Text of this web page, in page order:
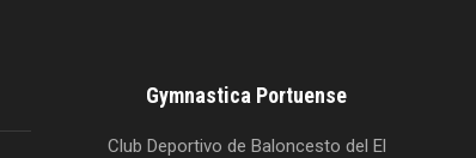
Gymnastica Portuense
Club Deportivo de Baloncesto del El